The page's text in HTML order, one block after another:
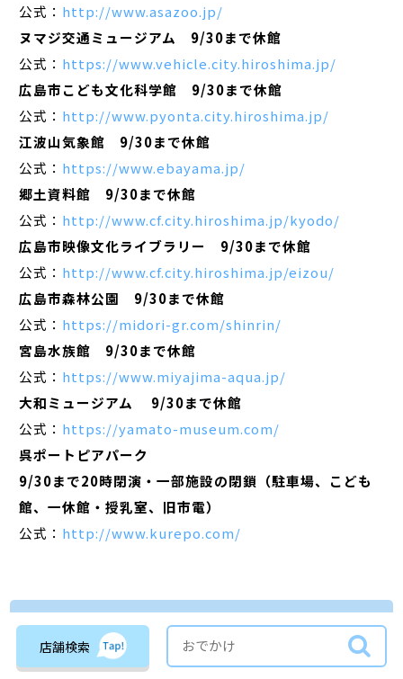
公式： http://www.asazoo.jp/
ヌマジ交通ミュージアム 9/30まで休館
公式： https://www.vehicle.city.hiroshima.jp/
広島市こども文化科学館 9/30まで休館
公式： http://www.pyonta.city.hiroshima.jp/
江波山気象館 9/30まで休館
公式： https://www.ebayama.jp/
郷土資料館 9/30まで休館
公式： http://www.cf.city.hiroshima.jp/kyodo/
広島市映像文化ライブラリー 9/30まで休館
公式： http://www.cf.city.hiroshima.jp/eizou/
広島市森林公園 9/30まで休館
公式： https://midori-gr.com/shinrin/
宮島水族館 9/30まで休館
公式： https://www.miyajima-aqua.jp/
大和ミュージアム 9/30まで休館
公式： https://yamato-museum.com/
呉ポートピアパーク
9/30まで20時閉演・一部施設の閉鎖（駐車場、こども
館、一休館・授乳室、旧市電）
公式： http://www.kurepo.com/
【営業時間変更情報】
店舗検索